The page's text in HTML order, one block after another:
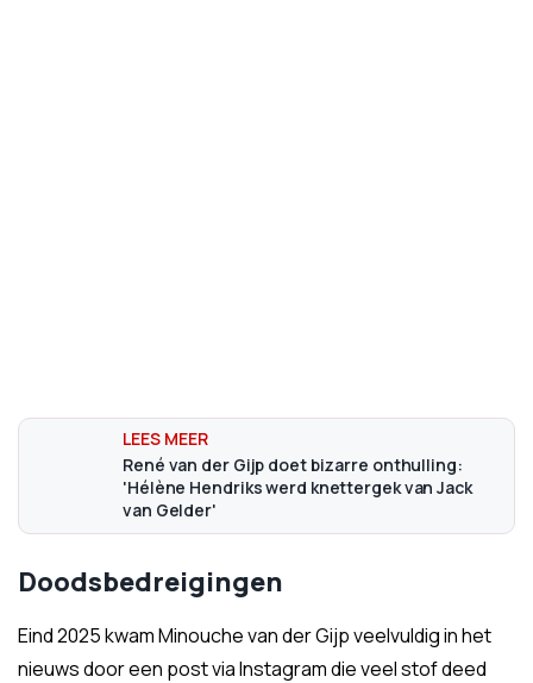
René van der Gijp doet bizarre onthulling:
'Hélène Hendriks werd knettergek van Jack
van Gelder'
Doodsbedreigingen
Eind 2025 kwam Minouche van der Gijp veelvuldig in het
nieuws door een post via Instagram die veel stof deed